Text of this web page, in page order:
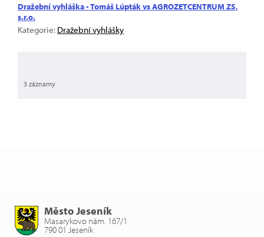
Dražební vyhláška - Tomáš Lúpták vs AGROZETCENTRUM ZS,
s.r.o.
Kategorie: Dražební vyhlášky
3 záznamy
Město Jeseník
Masarykovo nám. 167/1
790 01 Jeseník